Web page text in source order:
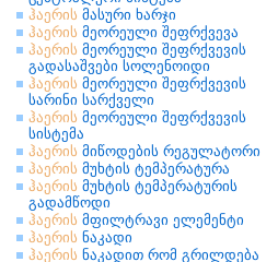
ჰაერის მასური ხარჯი
ჰაერის მეორეული შეფრქვევა
ჰაერის მეორეული შეფრქვევის
გადასაშვები სოლენოიდი
ჰაერის მეორეული შეფრქვევის
სარინი სარქველი
ჰაერის მეორეული შეფრქვევის
სისტემა
ჰაერის მიწოდების რეგულატორი
ჰაერის მუხტის ტემპერატურა
ჰაერის მუხტის ტემპერატურის
გადამწოდი
ჰაერის მფილტრავი ელემენტი
ჰაერის ნაკადი
ჰაერის ნაკადით რომ გრილდება